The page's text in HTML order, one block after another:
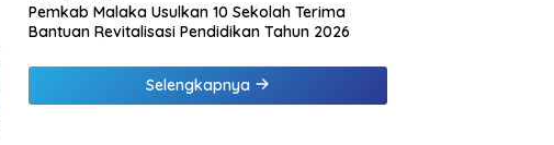
Pemkab Malaka Usulkan 10 Sekolah Terima
Bantuan Revitalisasi Pendidikan Tahun 2026
Selengkapnya